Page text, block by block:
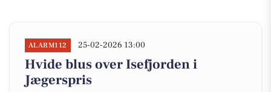
ALARM112 25-02-2026 13:00
Hvide blus over Isefjorden i
Jægerspris